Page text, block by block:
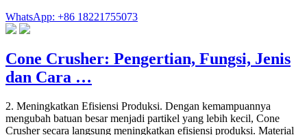
WhatsApp: +86 18221755073
Cone Crusher: Pengertian, Fungsi, Jenis
dan Cara …
2. Meningkatkan Efisiensi Produksi. Dengan kemampuannya
mengubah batuan besar menjadi partikel yang lebih kecil, Cone
Crusher secara langsung meningkatkan efisiensi produksi. Material